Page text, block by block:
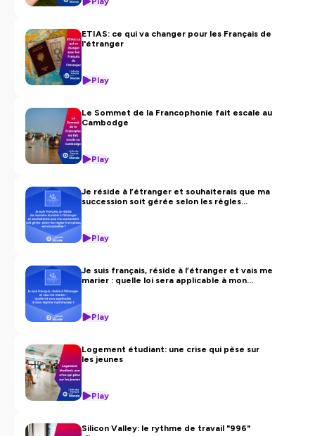
ETIAS: ce qui va changer pour les Français de
l'étranger
Play
Le Sommet de la Francophonie fait escale au
Cambodge
Play
Je réside à l’étranger et souhaiterais que ma
succession soit gérée selon les règles
Play
Je suis français, réside à l’étranger et vais me
marier : quelle loi sera applicable à mon
Play
Logement étudiant: une crise qui pèse sur
les jeunes
Play
Silicon Valley: le rythme de travail "996"